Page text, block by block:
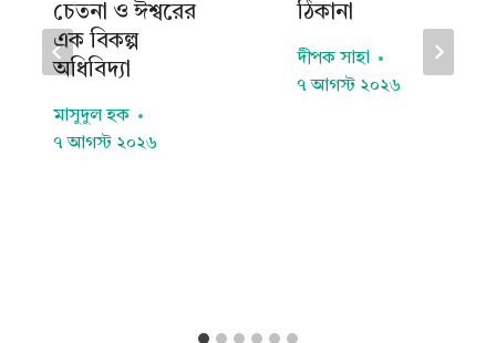
চেতনা ও ঈশ্বরের
এক বিকল্প
অধিবিদ্যা
মাসুদুল হক
৭ আগস্ট ২০২৬
ঠিকানা
দীপক সাহা
৭ আগস্ট ২০২৬